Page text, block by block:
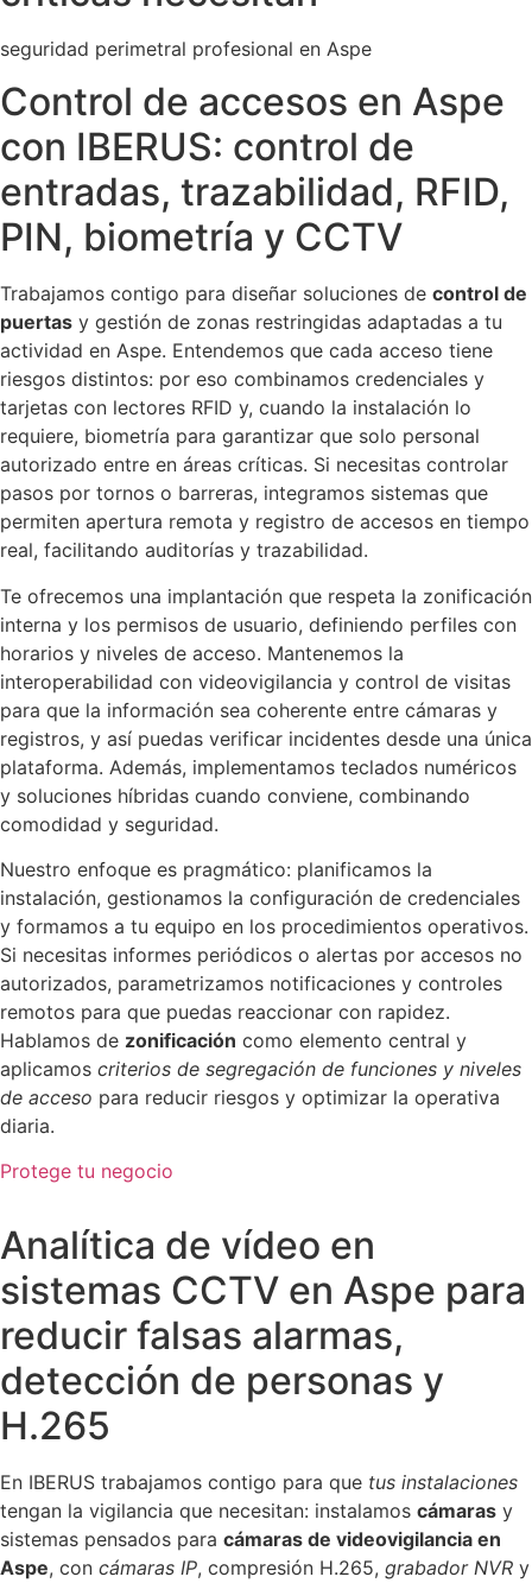
seguridad perimetral profesional en Aspe
Control de accesos en Aspe
con IBERUS: control de
entradas, trazabilidad, RFID,
PIN, biometría y CCTV
Trabajamos contigo para diseñar soluciones de control de
puertas y gestión de zonas restringidas adaptadas a tu
actividad en Aspe. Entendemos que cada acceso tiene
riesgos distintos: por eso combinamos credenciales y
tarjetas con lectores RFID y, cuando la instalación lo
requiere, biometría para garantizar que solo personal
autorizado entre en áreas críticas. Si necesitas controlar
pasos por tornos o barreras, integramos sistemas que
permiten apertura remota y registro de accesos en tiempo
real, facilitando auditorías y trazabilidad.
Te ofrecemos una implantación que respeta la zonificación
interna y los permisos de usuario, definiendo perfiles con
horarios y niveles de acceso. Mantenemos la
interoperabilidad con videovigilancia y control de visitas
para que la información sea coherente entre cámaras y
registros, y así puedas verificar incidentes desde una única
plataforma. Además, implementamos teclados numéricos
y soluciones híbridas cuando conviene, combinando
comodidad y seguridad.
Nuestro enfoque es pragmático: planificamos la
instalación, gestionamos la configuración de credenciales
y formamos a tu equipo en los procedimientos operativos.
Si necesitas informes periódicos o alertas por accesos no
autorizados, parametrizamos notificaciones y controles
remotos para que puedas reaccionar con rapidez.
Hablamos de zonificación como elemento central y
aplicamos criterios de segregación de funciones y niveles
de acceso para reducir riesgos y optimizar la operativa
diaria.
Protege tu negocio
Analítica de vídeo en
sistemas CCTV en Aspe para
reducir falsas alarmas,
detección de personas y
H.265
En IBERUS trabajamos contigo para que tus instalaciones
tengan la vigilancia que necesitan: instalamos cámaras y
sistemas pensados para cámaras de videovigilancia en
Aspe, con cámaras IP, compresión H.265, grabador NVR y